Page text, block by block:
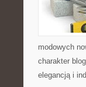
modowych
charakter
elegancją i